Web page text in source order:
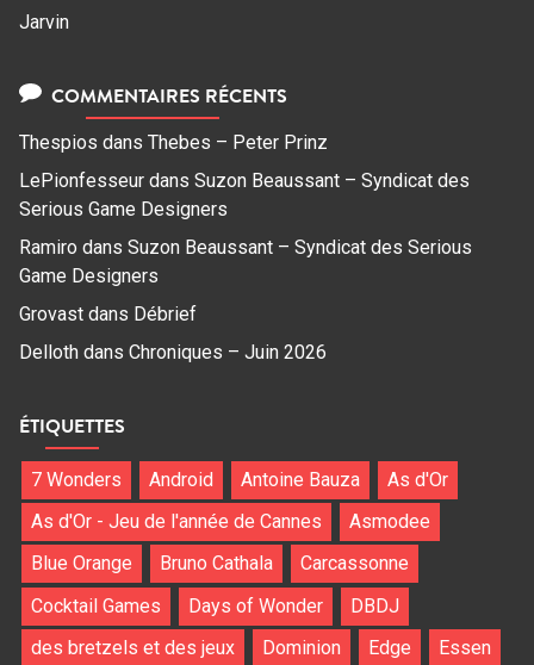
Jarvin
COMMENTAIRES RÉCENTS
Thespios dans Thebes – Peter Prinz
LePionfesseur dans Suzon Beaussant – Syndicat des
Serious Game Designers
Ramiro dans Suzon Beaussant – Syndicat des Serious
Game Designers
Grovast dans Débrief
Delloth dans Chroniques – Juin 2026
ÉTIQUETTES
7 Wonders Android Antoine Bauza
As d'Or
As d'Or - Jeu de l'année de Cannes
Asmodee
Blue Orange
Bruno Cathala
Carcassonne
Cocktail Games
Days of Wonder
DBDJ
des bretzels et des jeux
Dominion Edge Essen